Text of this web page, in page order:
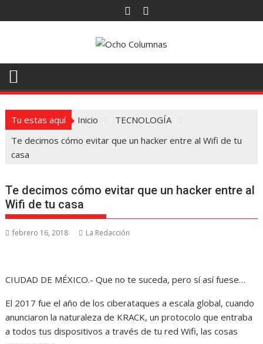
al
Tu estas aquí Inicio
TECNOLOGÍA
Te decimos cómo evitar que un hacker entre al Wifi de tu
casa
Te decimos cómo evitar que un hacker entre al
Wifi de tu casa
febrero 16, 2018 La Redacción
CIUDAD DE MÉXICO.- Que no te suceda, pero sí así fuese…
El 2017 fue el año de los ciberataques a escala global, cuando
anunciaron la naturaleza de KRACK, un protocolo que entraba
a todos tus dispositivos a través de tu red Wifi, las cosas